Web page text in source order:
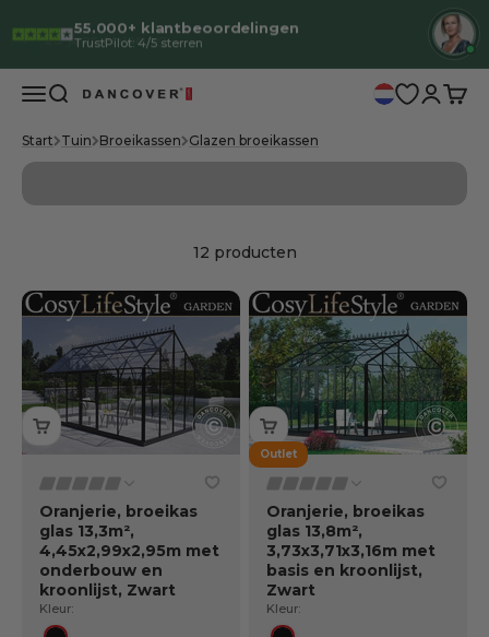
✓ 23 jaar ervaring
MenuZoekenDancover Inloggen
Start Tuin Broeikassen Glazen broeikassen
Meer informatie
12 producten
Oranjerie, broeikas
glas 13,3m²,
4,45x2,99x2,95m met
onderbouw en
kroonlijst, Zwart
Kleur:
Outlet
Oranjerie, broeikas
glas 13,8m²,
3,73x3,71x3,16m met
basis en kroonlijst,
Zwart
Kleur: